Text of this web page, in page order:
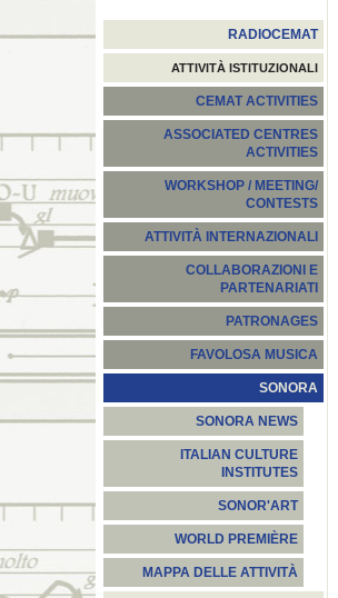
RADIOCEMAT
ATTIVITÀ ISTITUZIONALI
CEMAT ACTIVITIES
ASSOCIATED CENTRES
ACTIVITIES
WORKSHOP / MEETING/
CONTESTS
ATTIVITÀ INTERNAZIONALI
COLLABORAZIONI E
PARTENARIATI
PATRONAGES
FAVOLOSA MUSICA
SONORA
SONORA NEWS
ITALIAN CULTURE
INSTITUTES
SONOR'ART
WORLD PREMIÈRE
MAPPA DELLE ATTIVITÀ